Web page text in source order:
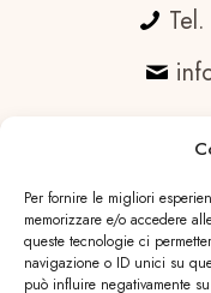
Per fornire le migliori
memorizzare e/o accedere
queste tecnologie ci
navigazione o ID unici su
può influire negativamente